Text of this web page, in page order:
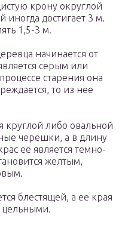
крону округлой
достигает 3 м.
1,5-3 м.
начинается от
серым или
старения она
то из нее
круглой либо овальной
черешки, а в длину
ее является темно-
желтым,
блестящей, а ее края
цельными.